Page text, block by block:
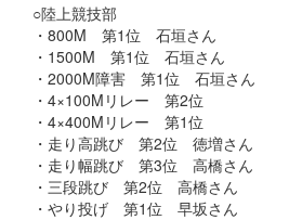
○陸上競技部
・800M 第1位 石垣さん
・1500M 第1位 石垣さん
・2000M障害 第1位 石垣さん
・4×100Mリレー 第2位
・4×400Mリレー 第1位
・走り高跳び 第2位 徳増さん
・走り幅跳び 第3位 高橋さん
・三段跳び 第2位 高橋さん
・やり投げ 第1位 早坂さん